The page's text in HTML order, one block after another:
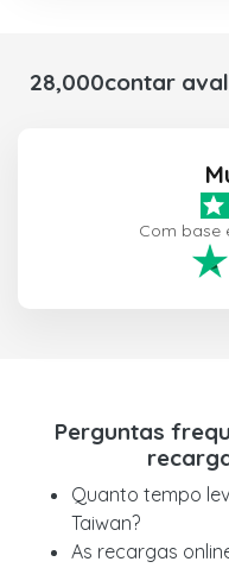
28,000contar
Com base
Perguntas
Quanto tempo
Taiwan?
As recargas